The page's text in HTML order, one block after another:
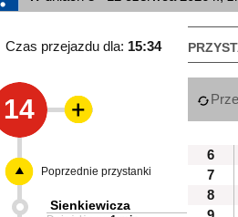
Czas przejazdu dla: 15:34
14
6
7
8
Poprzednie przystanki
Sienkiewicza